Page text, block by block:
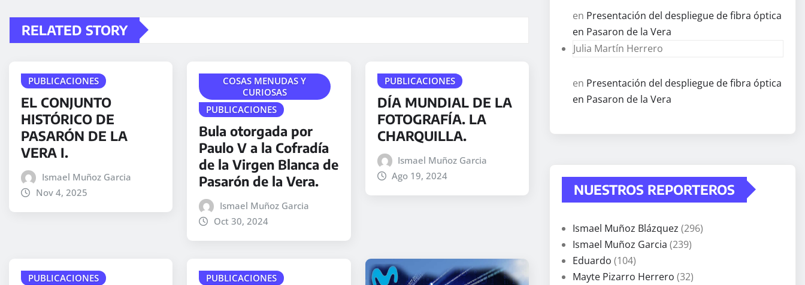
RELATED STORY
PUBLICACIONES
EL CONJUNTO
HISTÓRICO DE
PASARÓN DE LA
VERA I.
Ismael Muñoz Garcia
Nov 4, 2025
COSAS MENUDAS Y
CURIOSAS
PUBLICACIONES
Bula otorgada por
Paulo V a la Cofradía
de la Virgen Blanca de
Pasarón de la Vera.
Ismael Muñoz Garcia
Oct 30, 2024
PUBLICACIONES
DÍA MUNDIAL DE LA
FOTOGRAFÍA. LA
CHARQUILLA.
Ismael Muñoz Garcia
Ago 19, 2024
PUBLICACIONES PUBLICACIONES
en Presentación del despliegue de fibra óptica
en Pasaron de la Vera
Julia Martín Herrero
en Presentación del despliegue de fibra óptica
en Pasaron de la Vera
NUESTROS REPORTEROS
Ismael Muñoz Blázquez (296)
Ismael Muñoz Garcia (239)
Eduardo (104)
Mayte Pizarro Herrero (32)